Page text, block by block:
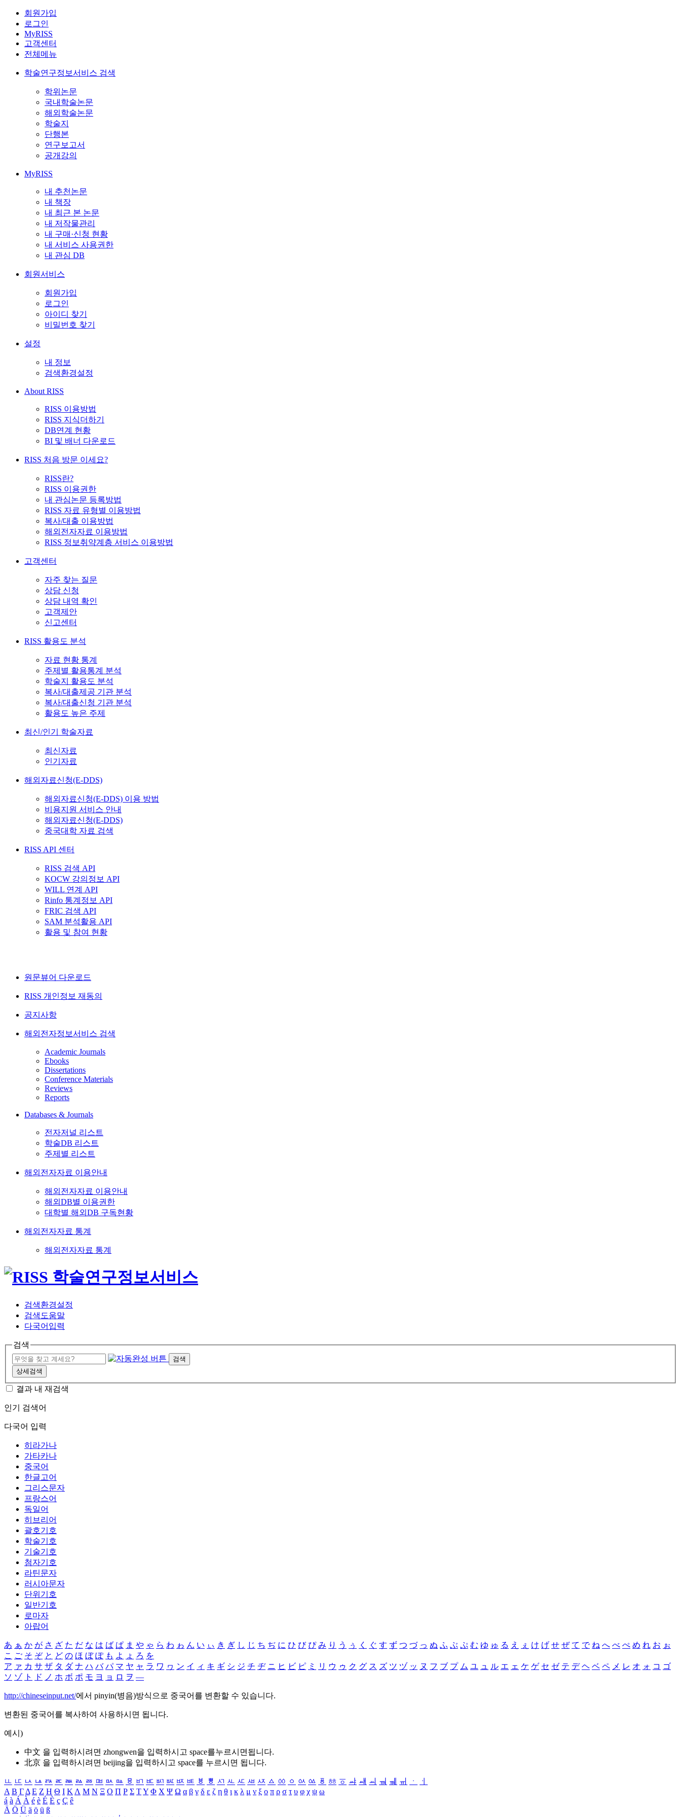
회원가입
로그인
MyRISS
고객센터
전체메뉴
학술연구정보서비스 검색
학위논문
국내학술논문
해외학술논문
학술지
단행본
연구보고서
공개강의
MyRISS
내 추천논문
내 책장
내 최근 본 논문
내 저작물관리
내 구매·신청 현황
내 서비스 사용권한
내 관심 DB
회원서비스
회원가입
로그인
아이디 찾기
비밀번호 찾기
설정
내 정보
검색환경설정
About RISS
RISS 이용방법
RISS 지식더하기
DB연계 현황
BI 및 배너 다운로드
RISS 처음 방문 이세요?
RISS란?
RISS 이용권한
내 관심논문 등록방법
RISS 자료 유형별 이용방법
복사/대출 이용방법
해외전자자료 이용방법
RISS 정보취약계층 서비스 이용방법
고객센터
자주 찾는 질문
상담 신청
상담 내역 확인
고객제안
신고센터
RISS 활용도 분석
자료 현황 통계
주제별 활용통계 분석
학술지 활용도 분석
복사/대출제공 기관 분석
복사/대출신청 기관 분석
활용도 높은 주제
최신/인기 학술자료
최신자료
인기자료
해외자료신청(E-DDS)
해외자료신청(E-DDS) 이용 방법
비용지원 서비스 안내
해외자료신청(E-DDS)
중국대학 자료 검색
RISS API 센터
RISS 검색 API
KOCW 강의정보 API
WILL 연계 API
Rinfo 통계정보 API
FRIC 검색 API
SAM 분석활용 API
활용 및 참여 현황
원문뷰어 다운로드
RISS 개인정보 재동의
공지사항
해외전자정보서비스 검색
Academic Journals
Ebooks
Dissertations
Conference Materials
Reviews
Reports
Databases & Journals
전자저널 리스트
학술DB 리스트
주제별 리스트
해외전자자료 이용안내
해외전자자료 이용안내
해외DB별 이용권한
대학별 해외DB 구독현황
해외전자자료 통계
해외전자자료 통계
검색환경설정
검색도움말
다국어입력
검색
검색
상세검색
결과 내 재검색
인기 검색어
다국어 입력
히라가나
가타카나
중국어
한글고어
그리스문자
프랑스어
독일어
히브리어
괄호기호
학술기호
기술기호
첨자기호
라틴문자
러시아문자
단위기호
일반기호
로마자
아랍어
あ ぁ か が さ ざ た だ な は ば ぱ ま や ゃ ら わ ゎ ん い ぃ き ぎ し じ ち ぢ に ひ び ぴ み り う ぅ く ぐ す ず つ づ っ ぬ ふ ぶ ぷ む ゆ ゅ る え ぇ け げ せ ぜ て で ね へ べ ぺ め れ お ぉ
こ ご そ ぞ と ど の ほ ぼ ぽ も よ ょ ろ を
ア ァ カ サ ザ タ ダ ナ ハ バ パ マ ヤ ャ ラ ワ ヮ ン イ ィ キ ギ シ ジ チ ヂ ニ ヒ ビ ピ ミ リ ウ ゥ ク グ ス ズ ツ ヅ ッ ヌ フ ブ プ ム ユ ュ ル エ ェ ケ ゲ セ ゼ テ デ ヘ ベ ペ メ レ オ ォ コ ゴ
ソ ゾ ト ド ノ ホ ボ ポ モ ヨ ョ ロ ヲ ―
http://chineseinput.net/에서 pinyin(병음)방식으로 중국어를 변환할 수 있습니다.
변환된 중국어를 복사하여 사용하시면 됩니다.
예시)
中文 을 입력하시려면 zhongwen을 입력하시고 space를누르시면됩니다.
北京 을 입력하시려면 beijing을 입력하시고 space를 누르시면 됩니다.
ㅥ ㅦ ㅧ ㅨ ㅩ ㅪ ㅫ ㅬ ㅭ ㅮ ㅯ ㅰ ㅱ ㅲ ㅳ ㅴ ㅵ ㅶ ㅷ ㅸ ㅹ ㅺ ㅻ ㅼ ㅽ ㅾ ㅿ ㆀ ㆁ ㆂ ㆃ ㆄ ㆅ ㆆ ㆇ ㆈ ㆉ ㆊ ㆋ ㆌ ㆍ
ㆎ
Α Β ΓΔ Ε Ζ Η Θ Ι ΚΛ Μ Ν Ξ Ο Π Ρ Σ ΤΥ Φ Χ Ψ Ω α β γ δ ε ζ η θ ι κ λ μ ν ξ ο π ρ σ τ υ φ χ ψ ω
á à Á À é è É È ç Ç ê
Ä Ö Ü ä ö ü ß